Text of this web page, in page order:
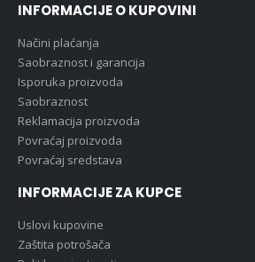
INFORMACIJE O KUPOVINI
Načini plaćanja
Saobraznost i garancija
Isporuka proizvoda
Saobraznost
Reklamacija proizvoda
Povraćaj proizvoda
Povraćaj sredstava
INFORMACIJE ZA KUPCE
Uslovi kupovine
Zaštita potrošača